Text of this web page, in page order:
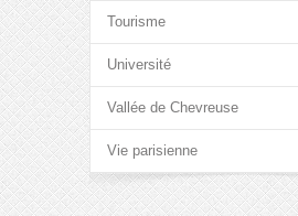
Tourisme
Université
Vallée de Chevreuse
Vie parisienne